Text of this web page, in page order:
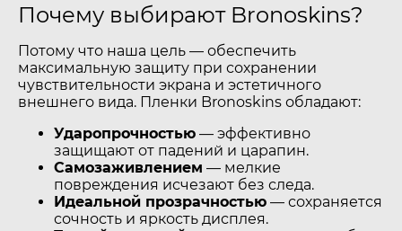
Почему выбирают Bronoskins?
Потому что наша цель — обеспечить
максимальную защиту при сохранении
чувствительности экрана и эстетичного
внешнего вида. Пленки Bronoskins обладают:
Ударопрочностью — эффективно
защищают от падений и царапин.
Самозаживлением — мелкие
повреждения исчезают без следа.
Идеальной прозрачностью — сохраняется
сочность и яркость дисплея.